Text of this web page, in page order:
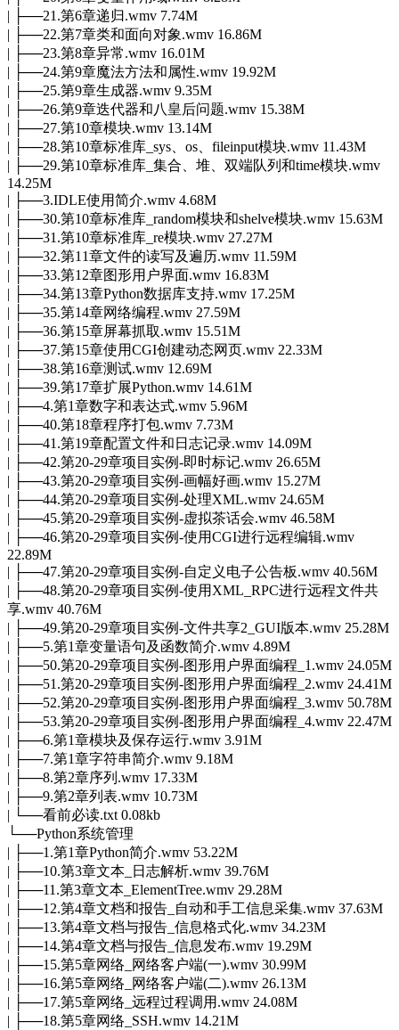
| ├──21.第6章递归.wmv 7.74M
| ├──22.第7章类和面向对象.wmv 16.86M
| ├──23.第8章异常.wmv 16.01M
| ├──24.第9章魔法方法和属性.wmv 19.92M
| ├──25.第9章生成器.wmv 9.35M
| ├──26.第9章迭代器和八皇后问题.wmv 15.38M
| ├──27.第10章模块.wmv 13.14M
| ├──28.第10章标准库_sys、os、fileinput模块.wmv 11.43M
| ├──29.第10章标准库_集合、堆、双端队列和time模块.wmv
14.25M
| ├──3.IDLE使用简介.wmv 4.68M
| ├──30.第10章标准库_random模块和shelve模块.wmv 15.63M
| ├──31.第10章标准库_re模块.wmv 27.27M
| ├──32.第11章文件的读写及遍历.wmv 11.59M
| ├──33.第12章图形用户界面.wmv 16.83M
| ├──34.第13章Python数据库支持.wmv 17.25M
| ├──35.第14章网络编程.wmv 27.59M
| ├──36.第15章屏幕抓取.wmv 15.51M
| ├──37.第15章使用CGI创建动态网页.wmv 22.33M
| ├──38.第16章测试.wmv 12.69M
| ├──39.第17章扩展Python.wmv 14.61M
| ├──4.第1章数字和表达式.wmv 5.96M
| ├──40.第18章程序打包.wmv 7.73M
| ├──41.第19章配置文件和日志记录.wmv 14.09M
| ├──42.第20-29章项目实例-即时标记.wmv 26.65M
| ├──43.第20-29章项目实例-画幅好画.wmv 15.27M
| ├──44.第20-29章项目实例-处理XML.wmv 24.65M
| ├──45.第20-29章项目实例-虚拟茶话会.wmv 46.58M
| ├──46.第20-29章项目实例-使用CGI进行远程编辑.wmv
22.89M
| ├──47.第20-29章项目实例-自定义电子公告板.wmv 40.56M
| ├──48.第20-29章项目实例-使用XML_RPC进行远程文件共
享.wmv 40.76M
| ├──49.第20-29章项目实例-文件共享2_GUI版本.wmv 25.28M
| ├──5.第1章变量语句及函数简介.wmv 4.89M
| ├──50.第20-29章项目实例-图形用户界面编程_1.wmv 24.05M
| ├──51.第20-29章项目实例-图形用户界面编程_2.wmv 24.41M
| ├──52.第20-29章项目实例-图形用户界面编程_3.wmv 50.78M
| ├──53.第20-29章项目实例-图形用户界面编程_4.wmv 22.47M
| ├──6.第1章模块及保存运行.wmv 3.91M
| ├──7.第1章字符串简介.wmv 9.18M
| ├──8.第2章序列.wmv 17.33M
| ├──9.第2章列表.wmv 10.73M
| └──看前必读.txt 0.08kb
└──Python系统管理
| ├──1.第1章Python简介.wmv 53.22M
| ├──10.第3章文本_日志解析.wmv 39.76M
| ├──11.第3章文本_ElementTree.wmv 29.28M
| ├──12.第4章文档和报告_自动和手工信息采集.wmv 37.63M
| ├──13.第4章文档与报告_信息格式化.wmv 34.23M
| ├──14.第4章文档与报告_信息发布.wmv 19.29M
| ├──15.第5章网络_网络客户端(一).wmv 30.99M
| ├──16.第5章网络_网络客户端(二).wmv 26.13M
| ├──17.第5章网络_远程过程调用.wmv 24.08M
| ├──18.第5章网络_SSH.wmv 14.21M